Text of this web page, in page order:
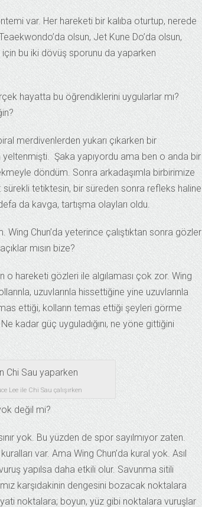
var. Her hareketi bir kalıba oturtup, nerede
olsun, Jet Kune Do’da olsun,
bu iki dövüş sporunu da yaparken
hayatta bu öğrendiklerini uygularlar mı?
merdivenlerden yukarı çıkarken bir
Şaka yapıyordu ama ben o anda bir
döndüm. Sonra arkadaşımla birbirimize
sürekli tetiktesin, bir süreden sonra refleks haline
da kavga, tartışma olayları oldu.
Wing Chun’da yeterince çalıştıktan sonra gözler
mısın bize?
o hareketi gözleri ile algılaması çok zor. Wing
uzuvlarınla hissettiğine yine uzuvlarınla
ettiği, kolların temas ettiği şeyleri görme
kadar güç uyguladığını, ne yöne gittiğini
Lee ile Chi Sau çalışırken
değil mi?
yok. Bu yüzden de spor sayılmıyor zaten.
var. Ama Wing Chun’da kural yok. Asıl
yapılsa daha etkili olur. Savunma sitili
karşıdakinin dengesini bozacak noktalara
noktalara; boyun, yüz gibi noktalara vuruşlar